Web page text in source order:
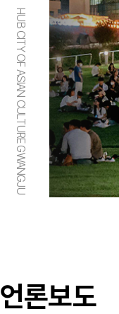
HUB CITY OF ASIAN CULTURE GWANGJU
언론보도